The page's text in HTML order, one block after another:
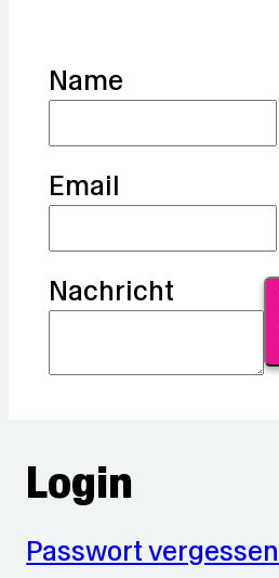
Name
Email
Nachricht
Login
Passwort vergessen